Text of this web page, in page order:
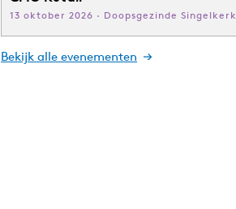
13 oktober 2026 · Doopsgezinde Singelkerk
Bekijk alle evenementen